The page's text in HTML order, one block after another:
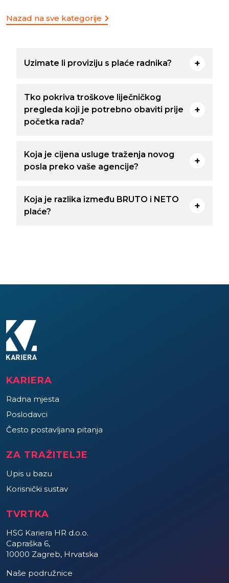
Nazad na sve kategorije
Uzimate li proviziju s plaće radnika?
Tko pokriva troškove liječničkog
pregleda koji je potrebno obaviti prije
početka rada?
Koja je cijena usluge traženja novog
posla preko vaše agencije?
Koja je razlika između BRUTO i NETO
plaće?
KARIERA
Radna mjesta
Poslodavci
Često postavljana pitanja
ZA TRAŽITELJE
Upis u bazu
Korisnički sustav
TVRTKA
HSG Kariera HR d.o.o.
Capraška 6,
10000 Zagreb, Hrvatska
Naše podružnice